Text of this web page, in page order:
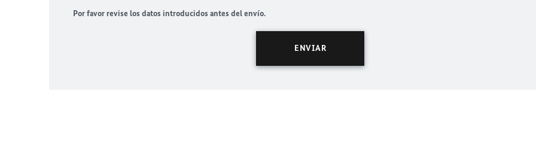
Por favor revise los datos introducidos antes del envío.